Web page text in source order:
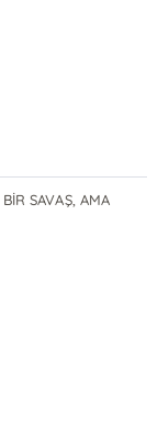
SAVAŞ, AMA